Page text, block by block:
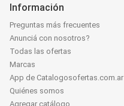
Información
Preguntas más frecuentes
Anunciá con nosotros?
Todas las ofertas
Marcas
App de Catalogosofertas.com.ar
Quiénes somos
Agregar catálogo